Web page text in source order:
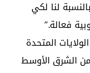
لنا لكي
فعالة.”
المتحدة
الشرق الأوسط